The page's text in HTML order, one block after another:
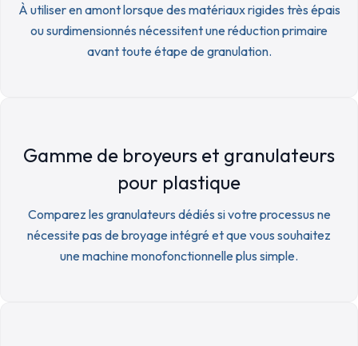
À utiliser en amont lorsque des matériaux rigides très épais
ou surdimensionnés nécessitent une réduction primaire
avant toute étape de granulation.
Gamme de broyeurs et granulateurs
pour plastique
Comparez les granulateurs dédiés si votre processus ne
nécessite pas de broyage intégré et que vous souhaitez
une machine monofonctionnelle plus simple.